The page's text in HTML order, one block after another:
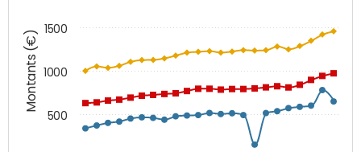
Montants (€)
500
1000
1500